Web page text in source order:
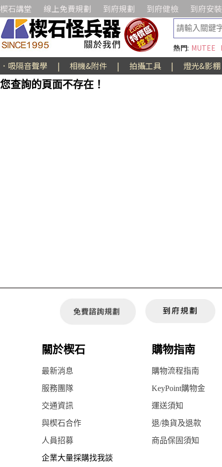
楔石講堂 線上免費規劃 到府規劃 到府健檢 到府安裝
熱門: MUTEE
．吸隔音聲學 | 相機&附件 | 拍攝工具 |
燈光&影棚
您查詢的頁面不存在！
關於楔石 購物指南
最新消息 購物流程指南
服務團隊 KeyPoint購物金
交通資訊 運送須知
與楔石合作 退/換貨及退款
人員招募 商品保固須知
企業大量採購找我談